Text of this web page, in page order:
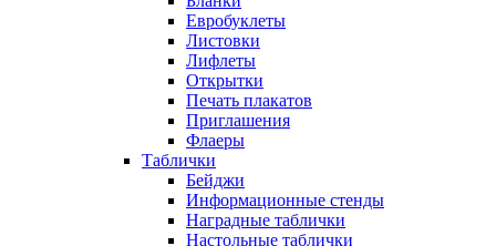
Евробуклеты
Листовки
Лифлеты
Открытки
Печать плакатов
Приглашения
Флаеры
Таблички
Бейджи
Информационные стенды
Наградные таблички
Настольные таблички